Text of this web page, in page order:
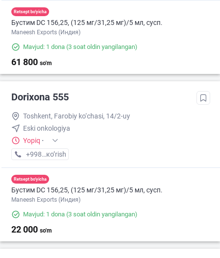
Retsept bo'yicha
Бустим DС 156,25, (125 мг/31,25 мг)/5 мл, сусп.
Maneesh Exports (Индия)
Mavjud: 1 dona (3 soat oldin yangilangan)
61 800 so'm
Dorixona 555
Toshkent, Farobiy ko‘chasi, 14/2-uy
Eski onkologiya
Yopiq ·
+998 (33) XXX-XX-XX
кo’rish
Retsept bo'yicha
Бустим DС 156,25, (125 мг/31,25 мг)/5 мл, сусп.
Maneesh Exports (Индия)
Mavjud: 1 dona (3 soat oldin yangilangan)
22 000 so'm